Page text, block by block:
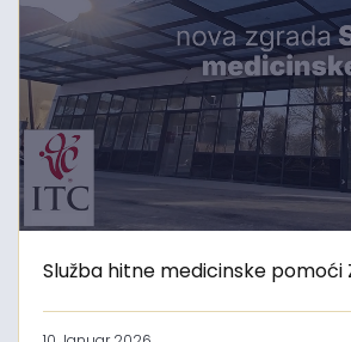
Služba hitne medicinske pomoći